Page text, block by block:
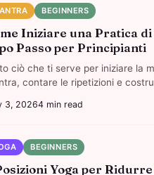
BEGINNERS
Iniziare una Pratica
Passo per Principianti
ciò che ti serve per iniziare la
contare le ripetizioni e
3, 20264 min read
BEGINNERS
Yoga per